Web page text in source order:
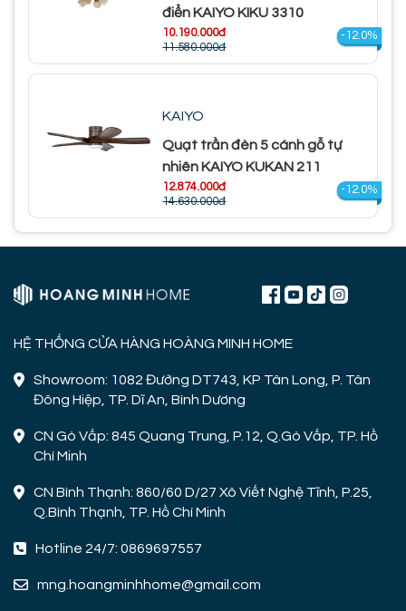
điển KAIYO KIKU 3310
10.190.000đ
11.580.000đ
-12.0%
KAIYO
Quạt trần đèn 5 cánh gỗ tự
nhiên KAIYO KUKAN 211
12.874.000đ
14.630.000đ
-12.0%
HỆ THỐNG CỬA HÀNG HOÀNG MINH HOME
Showroom: 1082 Đường DT743, KP Tân Long, P. Tân
Đông Hiệp, TP. Dĩ An, Bình Dương
CN Gò Vấp: 845 Quang Trung, P.12, Q.Gò Vấp, TP. Hồ
Chí Minh
CN Bình Thạnh: 860/60 D/27 Xô Viết Nghệ Tĩnh, P.25,
Q.Bình Thạnh, TP. Hồ Chí Minh
Hotline 24/7: 0869697557
mng.hoangminhhome@gmail.com